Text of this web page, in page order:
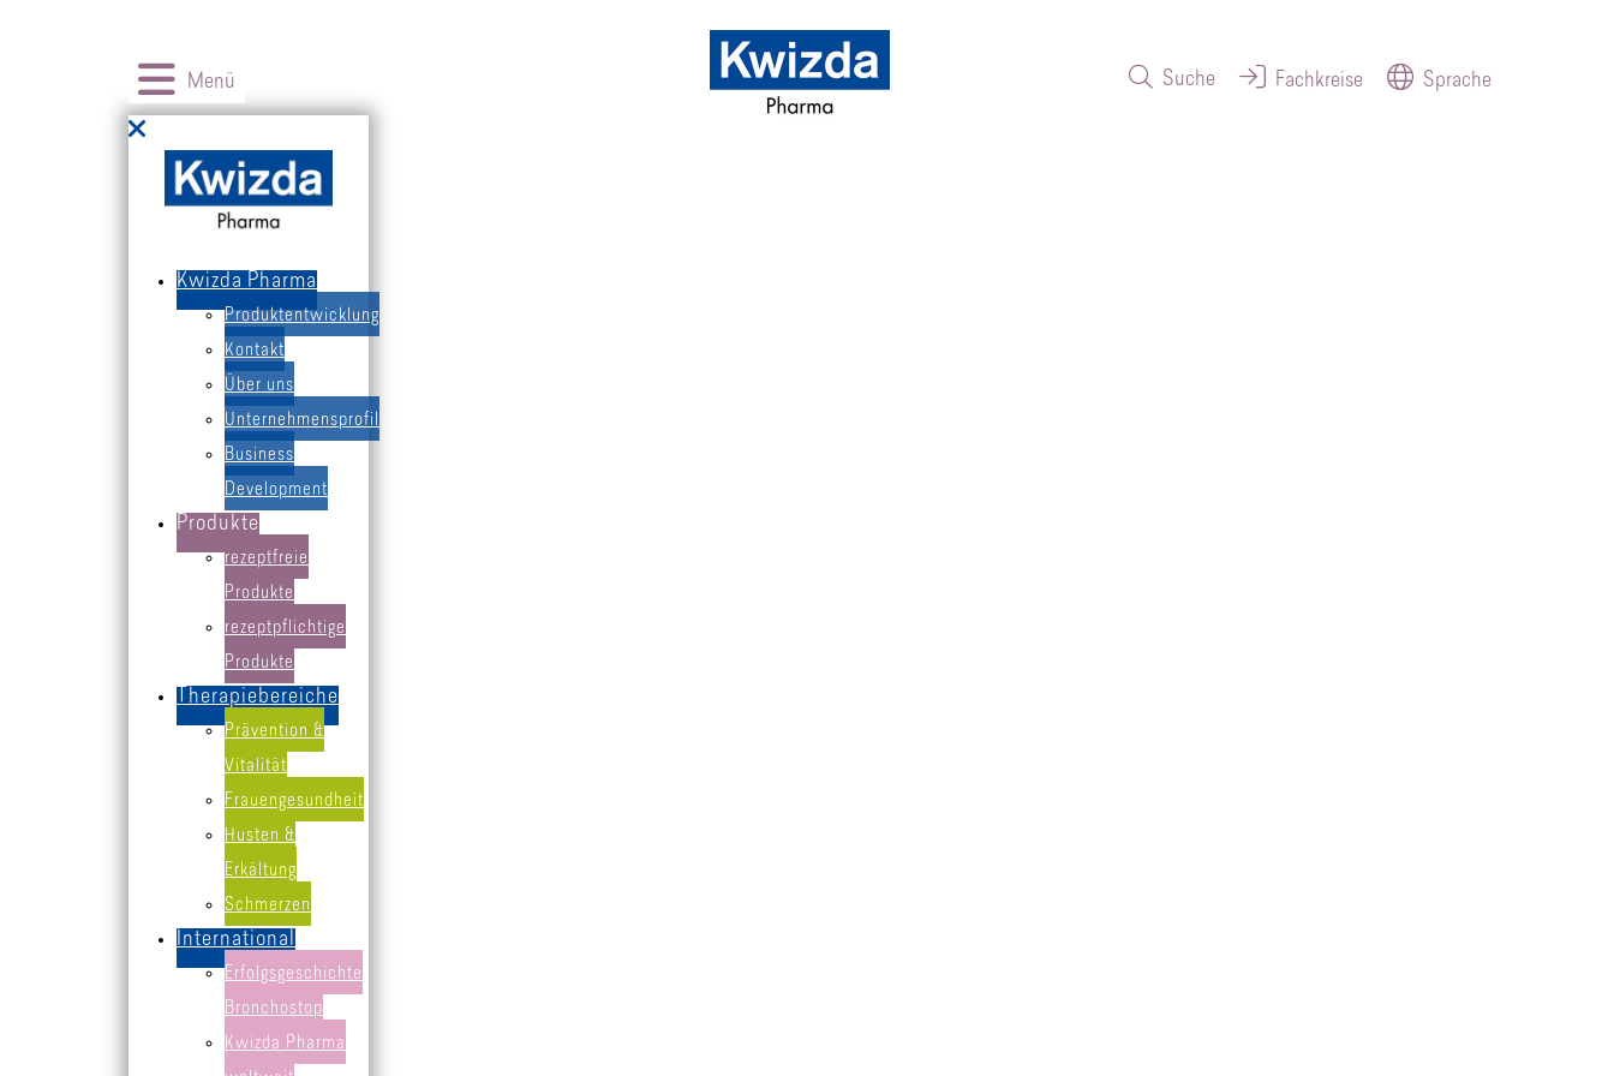
Menü
Kwizda Pharma
Produktentwicklung
Kontakt
Über uns
Unternehmensprofil
Business
Development
Produkte
rezeptfreie
Produkte
rezeptpflichtige
Produkte
Therapiebereiche
Prävention &
Vitalität
Frauengesundheit
Husten &
Erkältung
Schmerzen
International
Erfolgsgeschichte
Bronchostop
Kwizda Pharma
Sprache
Fachkreise
Suche